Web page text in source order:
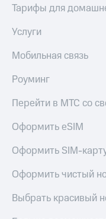
Получайте
доход
Покупка
на связь
С картой
Деньги
Накопления
деньги
на связь
и МТС Супер
МТС Деньги
Обзоры
до 40%
Тарифы для
Услуги
Мобильная связь
Роуминг
Перейти в МТС со
Оформить eSIM
Оформить SIM-
Оформить чистый
Выбрать красивый